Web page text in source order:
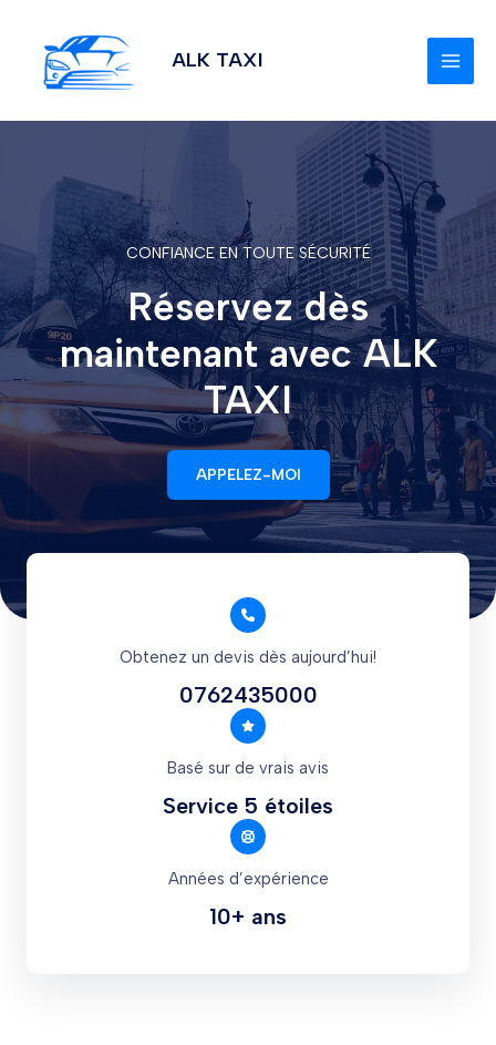
contenu
ALK TAXI
CONFIANCE EN TOUTE SÉCURITÉ
Réservez dès
maintenant avec ALK
TAXI
APPELEZ-MOI
Obtenez un devis dès aujourd’hui!
0762435000
Basé sur de vrais avis
Service 5 étoiles
Années d’expérience
10+ ans